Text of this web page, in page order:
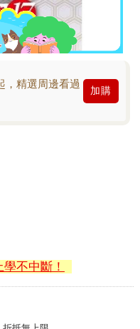
精選周邊看過
加購
不中斷！